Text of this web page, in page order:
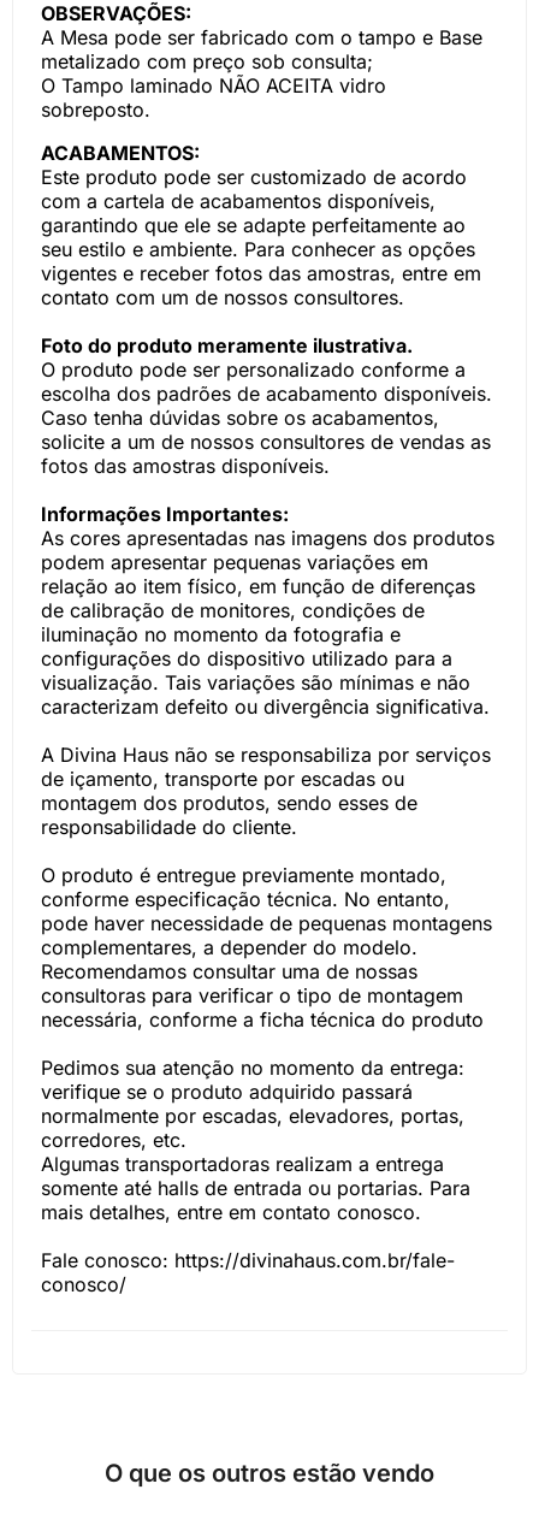
OBSERVAÇÕES:
A Mesa pode ser fabricado com o tampo e Base
metalizado com preço sob consulta;
O Tampo laminado NÃO ACEITA vidro
sobreposto.
ACABAMENTOS:
Este produto pode ser customizado de acordo
com a cartela de acabamentos disponíveis,
garantindo que ele se adapte perfeitamente ao
seu estilo e ambiente. Para conhecer as opções
vigentes e receber fotos das amostras, entre em
contato com um de nossos consultores.
Foto do produto meramente ilustrativa.
O produto pode ser personalizado conforme a
escolha dos padrões de acabamento disponíveis.
Caso tenha dúvidas sobre os acabamentos,
solicite a um de nossos consultores de vendas as
fotos das amostras disponíveis.
Informações Importantes:
As cores apresentadas nas imagens dos produtos
podem apresentar pequenas variações em
relação ao item físico, em função de diferenças
de calibração de monitores, condições de
iluminação no momento da fotografia e
configurações do dispositivo utilizado para a
visualização. Tais variações são mínimas e não
caracterizam defeito ou divergência significativa.
A Divina Haus não se responsabiliza por serviços
de içamento, transporte por escadas ou
montagem dos produtos, sendo esses de
responsabilidade do cliente.
O produto é entregue previamente montado,
conforme especificação técnica. No entanto,
pode haver necessidade de pequenas montagens
complementares, a depender do modelo.
Recomendamos consultar uma de nossas
consultoras para verificar o tipo de montagem
necessária, conforme a ficha técnica do produto
Pedimos sua atenção no momento da entrega:
verifique se o produto adquirido passará
normalmente por escadas, elevadores, portas,
corredores, etc.
Algumas transportadoras realizam a entrega
somente até halls de entrada ou portarias. Para
mais detalhes, entre em contato conosco.
Fale conosco: https://divinahaus.com.br/fale-
conosco/
O que os outros estão vendo